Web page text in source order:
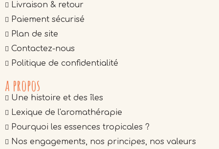
Livraison & retour
Paiement sécurisé
Plan de site
Contactez-nous
Politique de confidentialité
a propos
Une histoire et des îles
Lexique de l'aromathérapie
Pourquoi les essences tropicales ?
Nos engagements, nos principes, nos valeurs